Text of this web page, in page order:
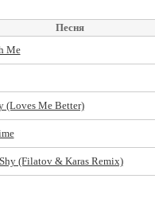
Песня
Me
(Loves Me Better)
(Filatov & Karas Remix)